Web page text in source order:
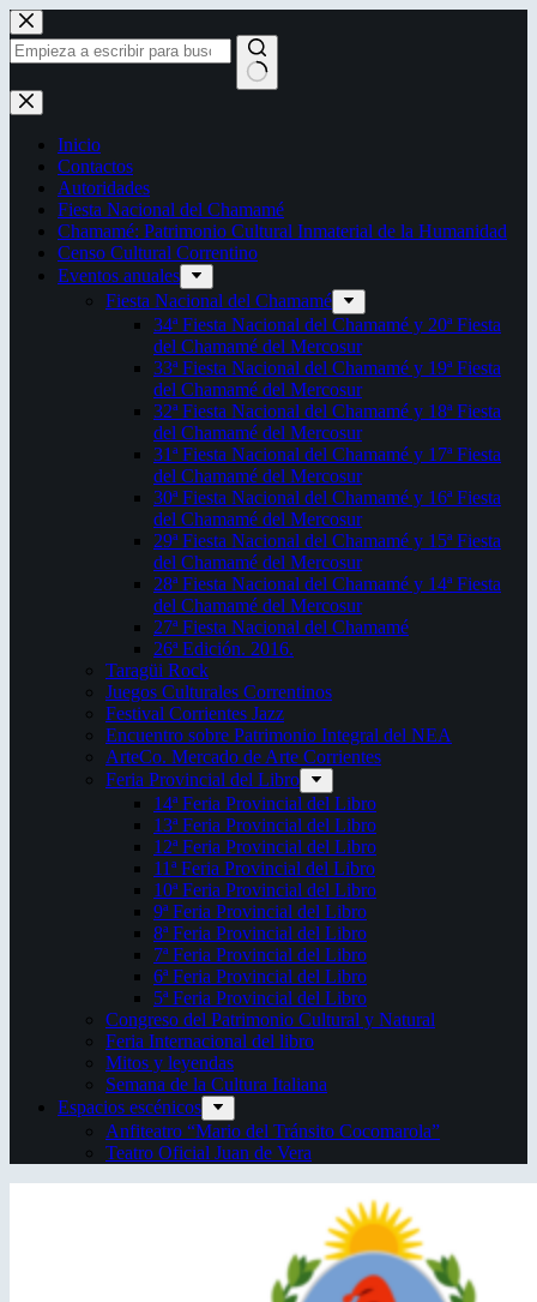
Saltar
al
contenido
Sin
resultados
Inicio
Contactos
Autoridades
Fiesta Nacional del Chamamé
Chamamé: Patrimonio Cultural Inmaterial de la Humanidad
Censo Cultural Correntino
Eventos anuales
Fiesta Nacional del Chamamé
34ª Fiesta Nacional del Chamamé y 20ª Fiesta
del Chamamé del Mercosur
33ª Fiesta Nacional del Chamamé y 19ª Fiesta
del Chamamé del Mercosur
32ª Fiesta Nacional del Chamamé y 18ª Fiesta
del Chamamé del Mercosur
31ª Fiesta Nacional del Chamamé y 17ª Fiesta
del Chamamé del Mercosur
30ª Fiesta Nacional del Chamamé y 16ª Fiesta
del Chamamé del Mercosur
29ª Fiesta Nacional del Chamamé y 15ª Fiesta
del Chamamé del Mercosur
28ª Fiesta Nacional del Chamamé y 14ª Fiesta
del Chamamé del Mercosur
27ª Fiesta Nacional del Chamamé
26ª Edición. 2016.
Taragüi Rock
Juegos Culturales Correntinos
Festival Corrientes Jazz
Encuentro sobre Patrimonio Integral del NEA
ArteCo. Mercado de Arte Corrientes
Feria Provincial del Libro
14ª Feria Provincial del Libro
13ª Feria Provincial del Libro
12ª Feria Provincial del Libro
11ª Feria Provincial del Libro
10ª Feria Provincial del Libro
9ª Feria Provincial del Libro
8ª Feria Provincial del Libro
7ª Feria Provincial del Libro
6ª Feria Provincial del Libro
5ª Feria Provincial del Libro
Congreso del Patrimonio Cultural y Natural
Feria Internacional del libro
Mitos y leyendas
Semana de la Cultura Italiana
Espacios escénicos
Anfiteatro “Mario del Tránsito Cocomarola”
Teatro Oficial Juan de Vera